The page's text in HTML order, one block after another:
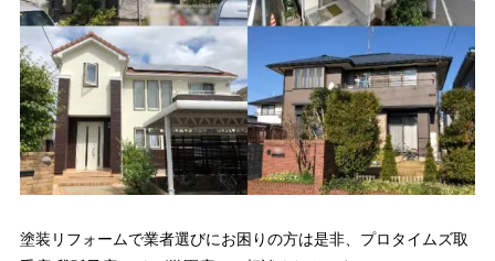
塗装リフォームで業者選びにお困りの方は是非、プロタイムズ取